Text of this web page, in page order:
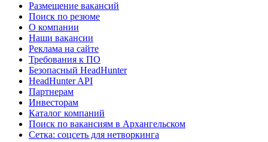
Размещение вакансий
Поиск по резюме
О компании
Наши вакансии
Реклама на сайте
Требования к ПО
Безопасный HeadHunter
HeadHunter API
Партнерам
Инвесторам
Каталог компаний
Поиск по вакансиям в Архангельском
Сетка: соцсеть для нетворкинга